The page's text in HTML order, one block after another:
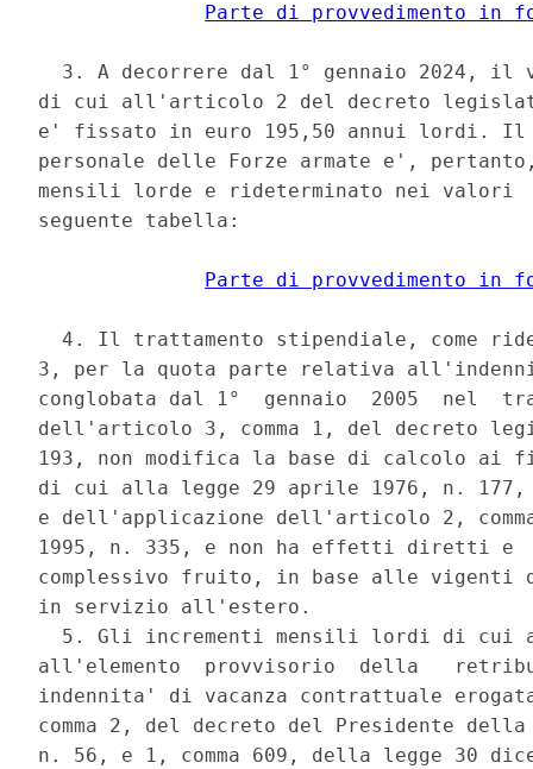
Parte di provvedimento in
3. A decorrere dal 1° gennaio 2024, il
di cui all'articolo 2 del decreto
e' fissato in euro 195,50 annui lordi. Il
personale delle Forze armate e',
mensili lorde e rideterminato nei
seguente tabella:
Parte di provvedimento in
4. Il trattamento stipendiale, come
3, per la quota parte relativa
conglobata dal 1°  gennaio  2005  nel
dell'articolo 3, comma 1, del decreto
193, non modifica la base di calcolo ai
di cui alla legge 29 aprile 1976, n. 177,
e dell'applicazione dell'articolo 2,
1995, n. 335, e non ha effetti diretti
complessivo fruito, in base alle vigenti
in servizio all'estero.
5. Gli incrementi mensili lordi di cui
all'elemento  provvisorio  della
indennita' di vacanza contrattuale
comma 2, del decreto del Presidente
n. 56, e 1, comma 609, della legge 30